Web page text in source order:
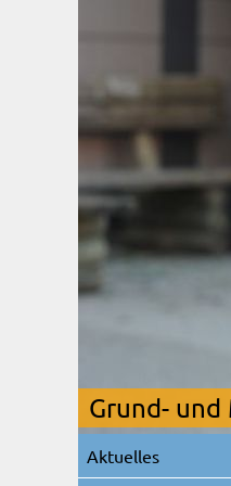
Grund-
Navigation
überspringen
Aktuelles